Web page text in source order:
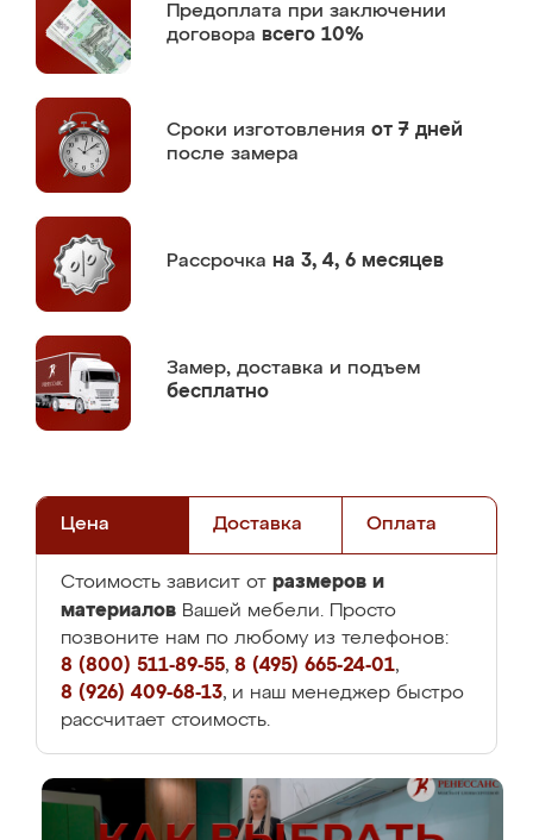
Предоплата при заключении
договора всего 10%
Сроки изготовления от 7 дней
после замера
Рассрочка на 3, 4, 6 месяцев
Замер, доставка и подъем
бесплатно
Цена Доставка Оплата
Стоимость зависит от размеров и
материалов Вашей мебели. Просто
позвоните нам по любому из телефонов:
8 (800) 511-89-55, 8 (495) 665-24-01,
8 (926) 409-68-13, и наш менеджер быстро
рассчитает стоимость.